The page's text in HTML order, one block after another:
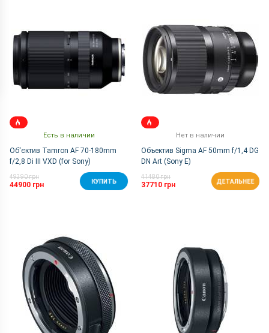
Есть в наличии
Об'єктив Tamron AF 70-180mm
f/2,8 Di III VXD (for Sony)
49390 грн
44900 грн КУПИТЬ
Нет в наличии
Объектив Sigma AF 50mm f/1,4 DG
DN Art (Sony E)
41480 грн
37710 грн ДЕТАЛЬНЕЕ